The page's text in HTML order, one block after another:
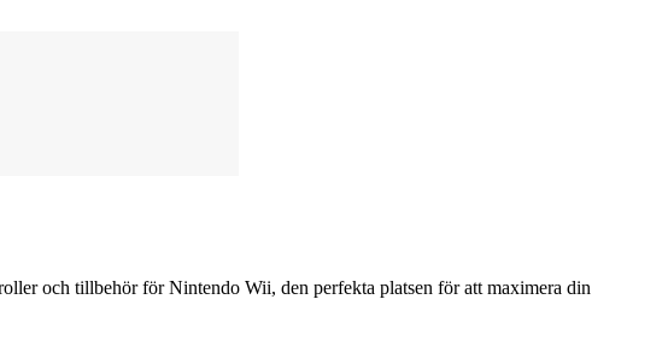
och tillbehör för Nintendo Wii, den perfekta platsen för att maximera din